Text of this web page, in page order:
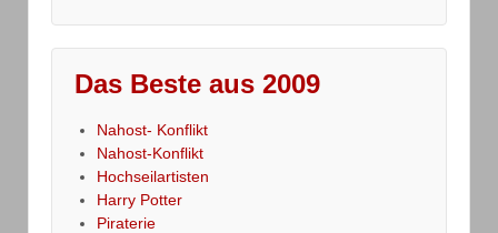
Das Beste aus 2009
Nahost- Konflikt
Nahost-Konflikt
Hochseilartisten
Harry Potter
Piraterie